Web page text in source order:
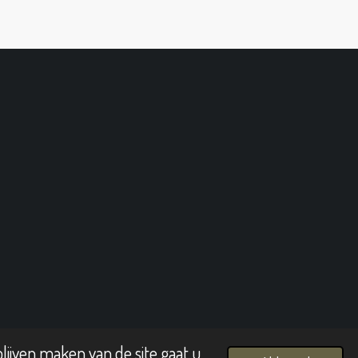
maken van de site gaat u